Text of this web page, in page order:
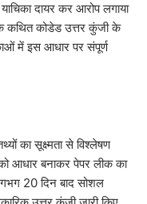
दायर कर आरोप लगाया
कथित कोडेड उत्तर कुंजी के
में इस आधार पर संपूर्ण
का सूक्ष्मता से विश्लेषण
को आधार बनाकर पेपर लीक का
20 दिन बाद सोशल